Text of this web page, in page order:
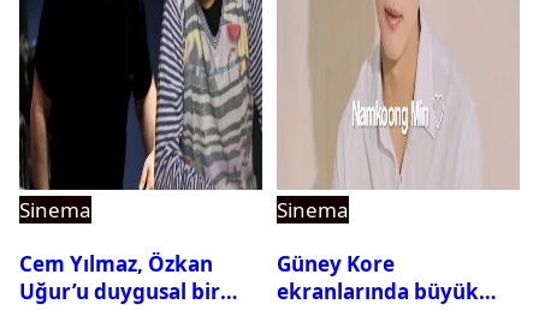
Sinema
Cem Yılmaz, Özkan
Uğur’u duygusal bir
Sinema
Güney Kore
ekranlarında büyük